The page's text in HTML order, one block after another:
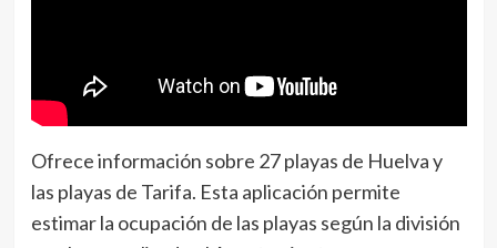
Ofrece información sobre 27 playas de Huelva y
las playas de Tarifa. Esta aplicación permite
estimar la ocupación de las playas según la división